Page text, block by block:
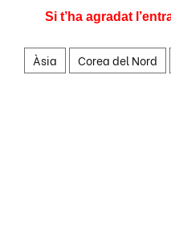
Si t’ha agradat
Àsia Corea del Nord